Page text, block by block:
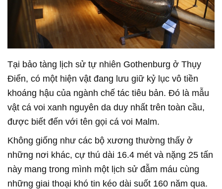
Tại bảo tàng lịch sử tự nhiên Gothenburg ở Thụy
Điển, có một hiện vật đang lưu giữ kỷ lục vô tiền
khoáng hậu của ngành chế tác tiêu bản. Đó là mẫu
vật cá voi xanh nguyên da duy nhất trên toàn cầu,
được biết đến với tên gọi cá voi Malm.
Không giống như các bộ xương thường thấy ở
những nơi khác, cự thú dài 16.4 mét và nặng 25 tấn
này mang trong mình một lịch sử đẫm máu cùng
những giai thoại khó tin kéo dài suốt 160 năm qua.